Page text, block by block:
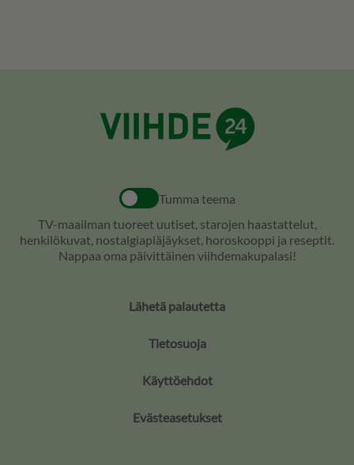
Tumma teema
TV-maailman tuoreet uutiset, starojen haastattelut,
henkilökuvat, nostalgiapläjäykset, horoskooppi ja reseptit.
Nappaa oma päivittäinen viihdemakupalasi!
Lähetä palautetta
Tietosuoja
Käyttöehdot
Evästeasetukset